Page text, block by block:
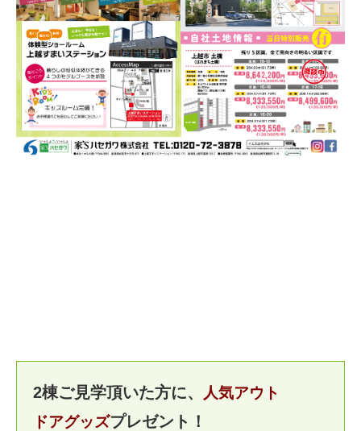
2棟ご見学頂いた方に、
人気アウト
ドアグッズプレゼント！